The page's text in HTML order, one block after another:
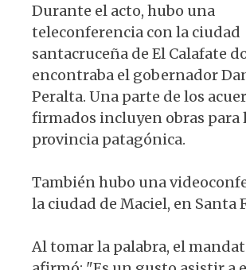
Durante el acto, hubo una
teleconferencia con la ciudad
santacruceña de El Calafate
encontraba el gobernador
Peralta. Una parte de los
firmados incluyen obras para
provincia patagónica.
También hubo una
la ciudad de Maciel, en Santa
Al tomar la palabra, el